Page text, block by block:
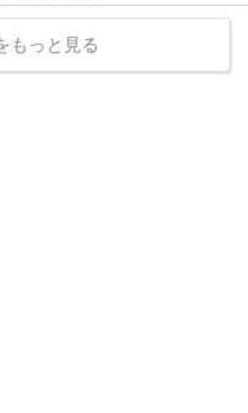
もっと見る